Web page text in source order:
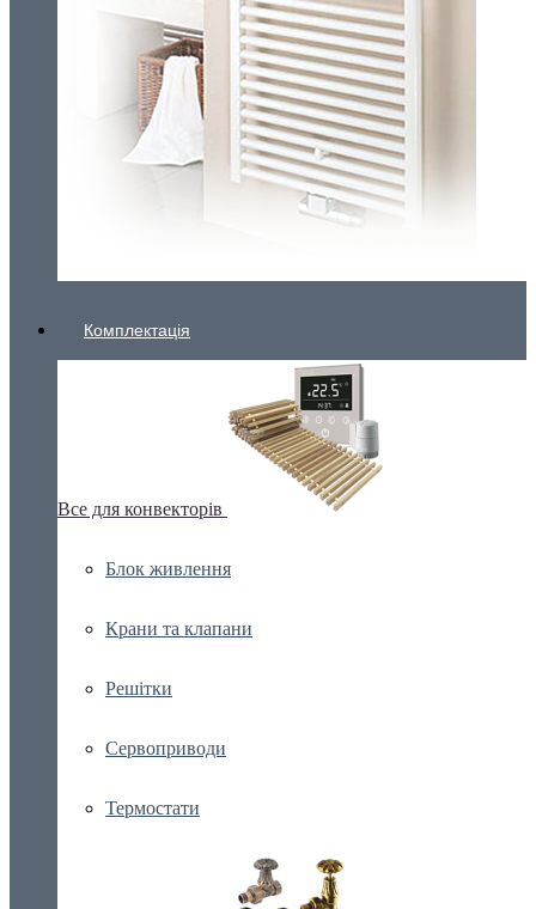
Комплектація
Все для конвекторів
Блок живлення
Крани та клапани
Решітки
Сервоприводи
Термостати